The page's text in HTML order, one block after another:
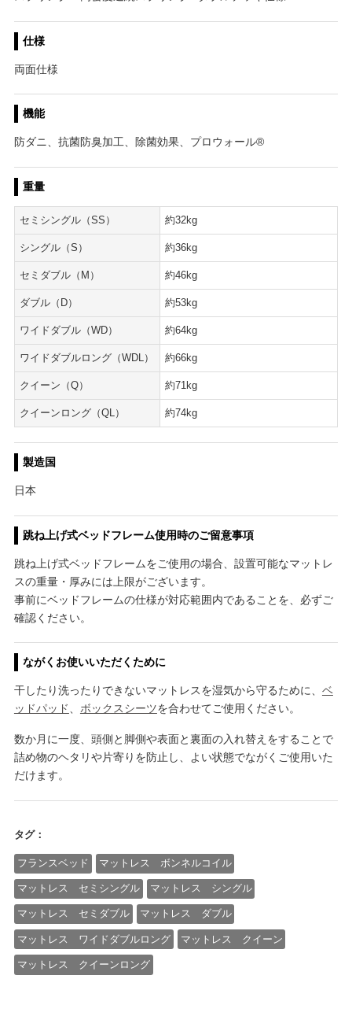
仕様
両面仕様
機能
防ダニ、抗菌防臭加工、除菌効果、プロウォール®
重量
セミシングル（SS） 約32kg
シングル（S） 約36kg
セミダブル（M） 約46kg
ダブル（D） 約53kg
ワイドダブル（WD） 約64kg
ワイドダブルロング（WDL） 約66kg
クイーン（Q） 約71kg
クイーンロング（QL） 約74kg
製造国
日本
跳ね上げ式ベッドフレーム使用時のご留意事項
跳ね上げ式ベッドフレームをご使用の場合、設置可能なマットレ
スの重量・厚みには上限がございます。
事前にベッドフレームの仕様が対応範囲内であることを、必ずご
確認ください。
ながくお使いいただくために
干したり洗ったりできないマットレスを湿気から守るために、 ベ
ッドパッド
ボックスシーツを合わせてご使用ください。
数か月に一度、頭側と脚側や表面と裏面の入れ替えをすることで
詰め物のヘタリや片寄りを防止し、よい状態でながくご使用いた
だけます。
タグ：
フランスベッド マットレス ボンネルコイル
マットレス セミシングル マットレス シングル
マットレス セミダブル マットレス ダブル
マットレス ワイドダブルロング マットレス クイーン
マットレス クイーンロング